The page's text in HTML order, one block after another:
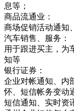
息等；
商品流通业：
商场促销活动通知
汽车销售、服务：
用于跟进买主，为
知等
银行证券：
企业对帐通知、内
怀、短信帐务变动
短信通知、实时资